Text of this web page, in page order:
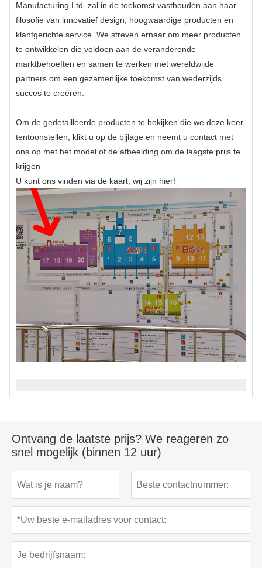
Manufacturing Ltd. zal in de toekomst vasthouden aan haar
filosofie van innovatief design, hoogwaardige producten en
klantgerichte service. We streven ernaar om meer producten
te ontwikkelen die voldoen aan de veranderende
marktbehoeften en samen te werken met wereldwijde
partners om een ​​gezamenlijke toekomst van wederzijds
succes te creëren.
Om de gedetailleerde producten te bekijken die we deze keer
tentoonstellen, klikt u op de bijlage en neemt u contact met
ons op met het model of de afbeelding om de laagste prijs te
krijgen
U kunt ons vinden via de kaart, wij zijn hier!
Ontvang de laatste prijs? We reageren zo
snel mogelijk (binnen 12 uur)